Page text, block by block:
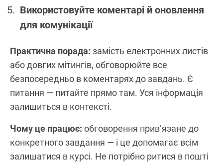
Використовуйте коментарі й оновлення
для комунікації
Практична порада: замість електронних листів
або довгих мітингів, обговорюйте все
безпосередньо в коментарях до завдань. Є
питання — питайте прямо там. Уся інформація
залишиться в контексті.
Чому це працює: обговорення прив’язане до
конкретного завдання — і це допомагає всім
залишатися в курсі. Не потрібно ритися в пошті